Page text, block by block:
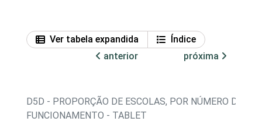
Ver tabela expandida
Índice
anterior
próxima
D5D - PROPORÇÃO DE ESCOLAS, POR NÚMERO DE
FUNCIONAMENTO - TABLET